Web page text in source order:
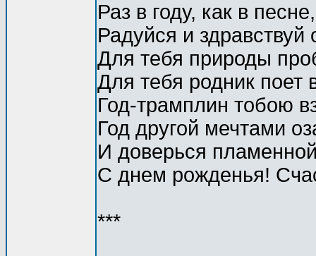
Раз в году, как в
Радуйся и здравствуй
Для тебя природы
Для тебя родник поет
Год-трамплин тобою
Год другой мечтами
И доверься
С днем рожденья!
***